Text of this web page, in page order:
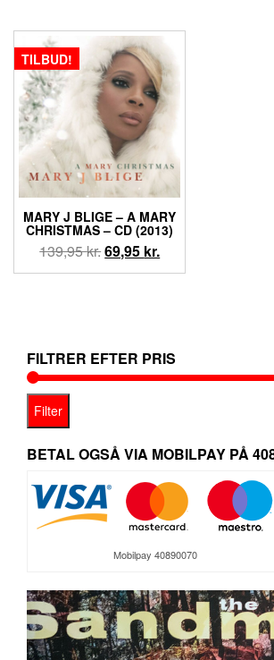
var:
59,95 kr..
er:
50,00 kr..
TILBUD!
MARY J BLIGE – A MARY
CHRISTMAS – CD (2013)
139,95kr.Den
oprindelige
69,95 kr.Den
aktuelle
FILTRER EFTER PRIS
Filter
BETAL OGSÅ VIA MOBILPAY PÅ
Mobilpay 40890070